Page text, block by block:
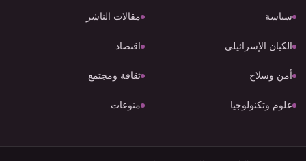
سياسة مقالات الناشر
الكيان الإسرائيلي اقتصاد
أمن وسلاح ثقافة ومجتمع
علوم وتكنولوجيا منوعات